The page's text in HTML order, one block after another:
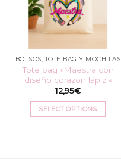
BOLSOS, TOTE BAG Y MOCHILAS
Tote bag «Maestra con
diseño corazón lápiz «
12,95€
SELECT OPTIONS